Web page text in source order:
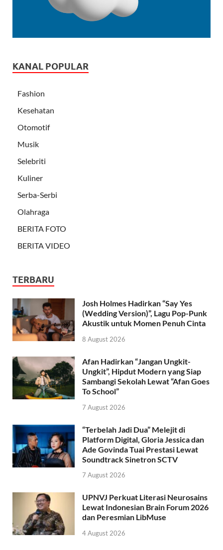
KANAL POPULAR
Fashion
Kesehatan
Otomotif
Musik
Selebriti
Kuliner
Serba-Serbi
Olahraga
BERITA FOTO
BERITA VIDEO
TERBARU
Josh Holmes Hadirkan “Say Yes
(Wedding Version)”, Lagu Pop-Punk
Akustik untuk Momen Penuh Cinta
8 August 2026
Afan Hadirkan “Jangan Ungkit-
Ungkit”, Hipdut Modern yang Siap
Sambangi Sekolah Lewat “Afan Goes
To School”
7 August 2026
“Terbelah Jadi Dua” Melejit di
Platform Digital, Gloria Jessica dan
Ade Govinda Tuai Prestasi Lewat
Soundtrack Sinetron SCTV
7 August 2026
UPNVJ Perkuat Literasi Neurosains
Lewat Indonesian Brain Forum 2026
dan Peresmian LibMuse
4 August 2026